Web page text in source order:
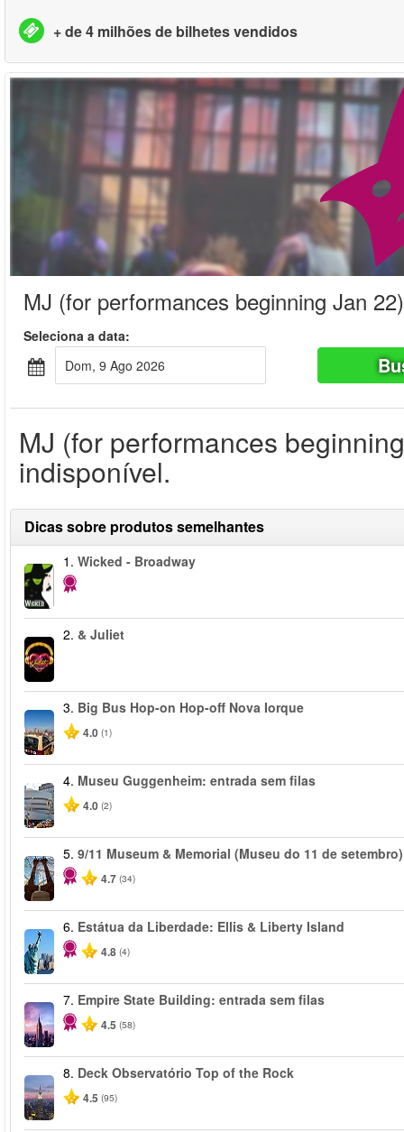
+ de 4 milhões de bilhetes vendidos
MJ (for performances beginning Jan 22)
Seleciona a data:
Dom, 9 Ago 2026
MJ (for performances
indisponível.
Dicas sobre produtos semelhantes
1. Wicked - Broadway
2. & Juliet
3. Big Bus Hop-on Hop-off Nova Iorque
4.0 (1)
4. Museu Guggenheim: entrada sem filas
4.0 (2)
5. 9/11 Museum & Memorial (Museu do 11 de setembro)
4.7 (34)
6. Estátua da Liberdade: Ellis & Liberty Island
4.8 (4)
7. Empire State Building: entrada sem filas
4.5 (58)
8. Deck Observatório Top of the Rock
4.5 (95)